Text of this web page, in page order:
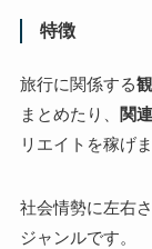
特徴
旅行に関係する
まとめたり、
関
リエイトを稼げま
社会情勢に左右
ジャンルです。